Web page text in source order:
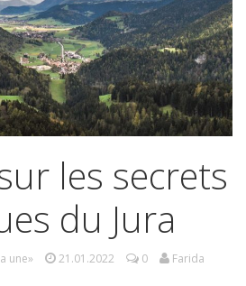
les secrets
du Jura
une» 21.01.2022 0
Farida